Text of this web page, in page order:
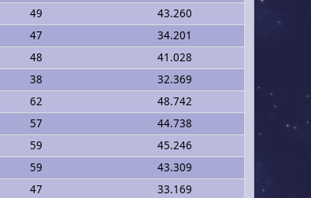
49
43.260
47
34.201
48
41.028
38
32.369
62
48.742
57
44.738
59
45.246
59
43.309
47
33.169